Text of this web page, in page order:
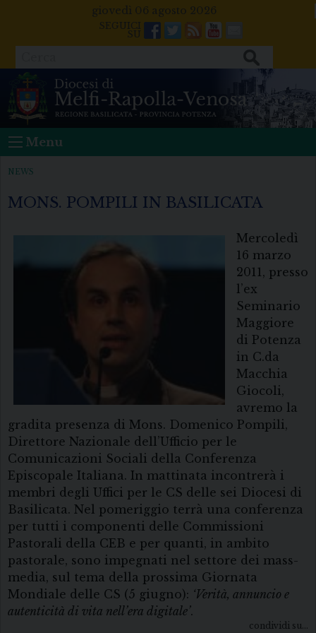
giovedì 06 agosto 2026
Facebook
Twitter
FeedsYoutube
Mail
Menu
NEWS
MONS. POMPILI IN BASILICATA
Mercoledì
16 marzo
2011, presso
l’ex
Seminario
Maggiore
di Potenza
in C.da
Macchia
Giocoli,
avremo la
gradita presenza di Mons. Domenico Pompili,
Direttore Nazionale dell’Ufficio per le
Comunicazioni Sociali della Conferenza
Episcopale Italiana. In mattinata incontrerà i
membri degli Uffici per le CS delle sei Diocesi di
Basilicata. Nel pomeriggio terrà una conferenza
per tutti i componenti delle Commissioni
Pastorali della CEB e per quanti, in ambito
pastorale, sono impegnati nel settore dei mass-
media, sul tema della prossima Giornata
Mondiale delle CS (5 giugno): ‘Verità, annuncio e
autenticità di vita nell’era digitale’.
condividi su...